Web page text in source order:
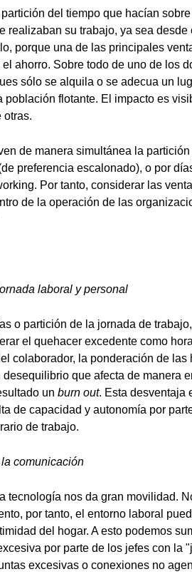
del tiempo que hacían
realizaban su trabajo, ya sea
porque una de las principales
ahorro. Sobre todo de uno de los
sólo se alquila o se adecua un
flotante. El impacto es
otras.
de manera simultánea la
preferencia escalonado), o por
Por tanto, considerar las
de la operación de las
laboral y personal
o partición de la jornada de
el quehacer excedente como
colaborador, la ponderación de
que afecta de manera
un burn out. Esta desventaja
de capacidad y autonomía por
de trabajo.
comunicación
tecnología nos da gran movilidad.
por tanto, el entorno laboral
del hogar. A esto podemos
por parte de los jefes con la
excesivas o conexiones no